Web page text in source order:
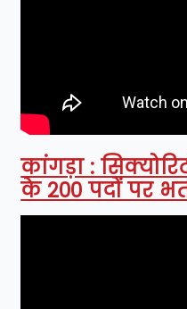
कांगड़ा :
के 200 पदों पर